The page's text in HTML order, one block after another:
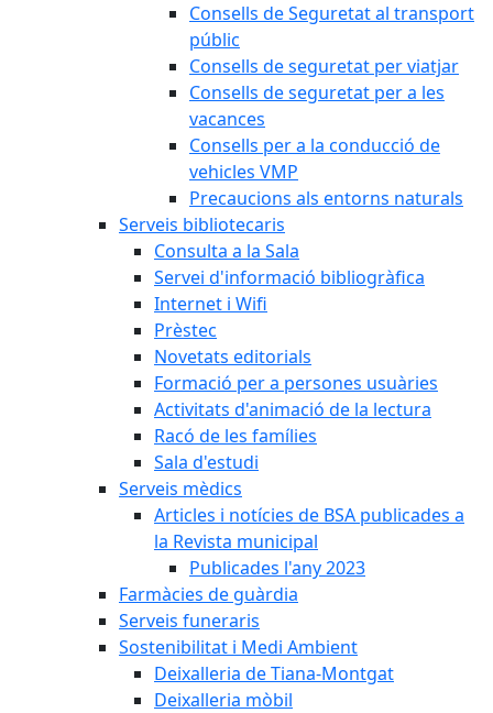
Consells de Seguretat al transport
públic
Consells de seguretat per viatjar
Consells de seguretat per a les
vacances
Consells per a la conducció de
vehicles VMP
Precaucions als entorns naturals
Serveis bibliotecaris
Consulta a la Sala
Servei d'informació bibliogràfica
Internet i Wifi
Prèstec
Novetats editorials
Formació per a persones usuàries
Activitats d'animació de la lectura
Racó de les famílies
Sala d'estudi
Serveis mèdics
Articles i notícies de BSA publicades a
la Revista municipal
Publicades l'any 2023
Farmàcies de guàrdia
Serveis funeraris
Sostenibilitat i Medi Ambient
Deixalleria de Tiana-Montgat
Deixalleria mòbil